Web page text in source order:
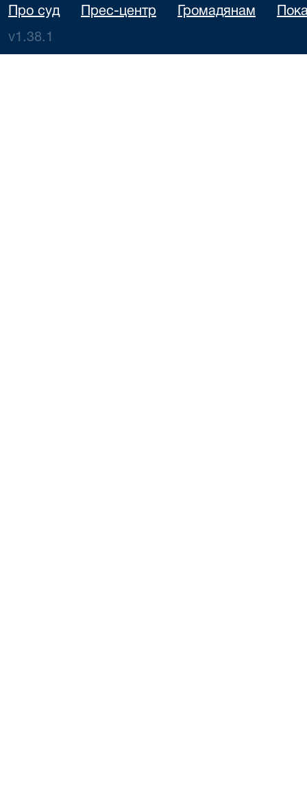
Про суд Прес-центр Громадянам
v1.38.1